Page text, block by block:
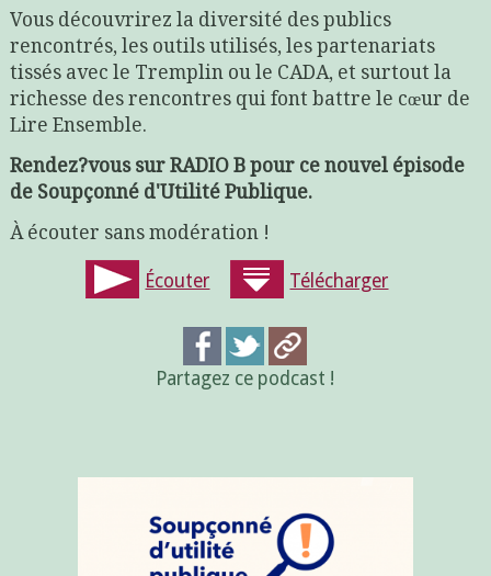
Vous découvrirez la diversité des publics
rencontrés, les outils utilisés, les partenariats
tissés avec le Tremplin ou le CADA, et surtout la
richesse des rencontres qui font battre le cœur de
Lire Ensemble.
Rendez?vous sur RADIO B pour ce nouvel épisode
de Soupçonné d'Utilité Publique.
À écouter sans modération !
Écouter Télécharger
Partagez ce podcast !